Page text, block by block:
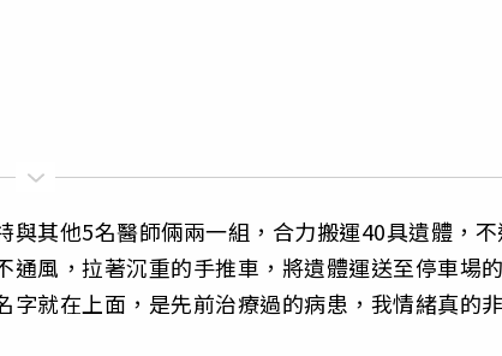
其他5名醫師倆兩一組，合力搬運40具遺體，
風，拉著沉重的手推車，將遺體運送至停車場
就在上面，是先前治療過的病患，我情緒真的